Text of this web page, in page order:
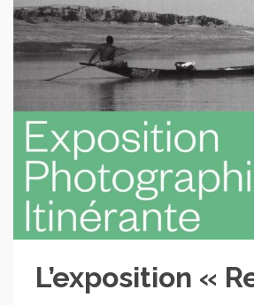
L’exposition «